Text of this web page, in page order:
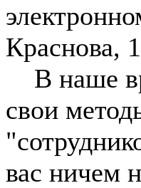
Краснова,
В наше
свои
вас ничем